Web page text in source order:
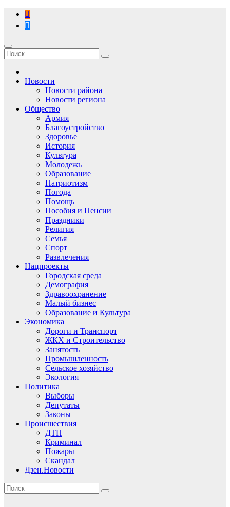
Перейти
содержимому
Новости
Новости района
Новости региона
Общество
Армия
Благоустройство
Здоровье
История
Культура
Молодежь
Образование
Патриотизм
Погода
Помощь
Пособия и Пенсии
Праздники
Религия
Семья
Спорт
Развлечения
Нацпроекты
Городская среда
Демография
Здравоохранение
Малый бизнес
Образование и Культура
Экономика
Дороги и Транспорт
ЖКХ и Строительство
Занятость
Промышленность
Сельское хозяйство
Экология
Политика
Выборы
Депутаты
Законы
Происшествия
ДТП
Криминал
Пожары
Скандал
Дзен.Новости